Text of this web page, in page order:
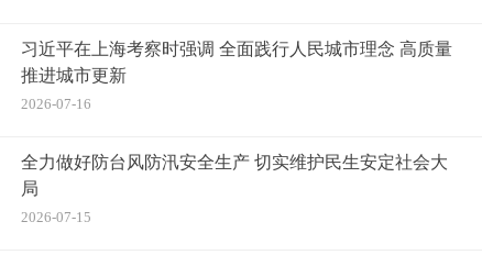
习近平在上海考察时强调 全面践行人民城市理念 高质量
推进城市更新
2026-07-16
全力做好防台风防汛安全生产 切实维护民生安定社会大
局
2026-07-15